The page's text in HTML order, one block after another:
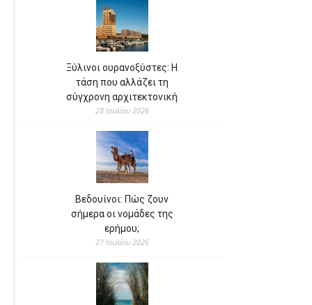
Ξύλινοι ουρανοξύστες: Η
τάση που αλλάζει τη
σύγχρονη αρχιτεκτονική
28 Ιουλίου 2026
Βεδουίνοι: Πώς ζουν
σήμερα οι νομάδες της
ερήμου;
27 Ιουλίου 2026